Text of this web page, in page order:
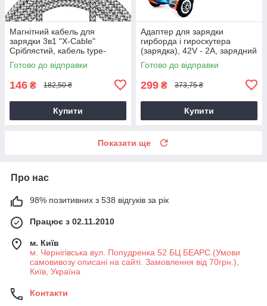
Магнітний кабель для
зарядки 3в1 "X-Cable"
Сріблястий, кабель type-
c/lightning/micro usb зарядний
кабель
Готово до відправки
146 ₴ 182,50 ₴
Купити
Адаптер для зарядки
гирборда і гироскутера
(зарядка), 42V - 2A, зарядний
пристрій на гироскутер
Готово до відправки
299 ₴ 373,75 ₴
Купити
Показати ще
Про нас
98% позитивних з 538 відгуків за рік
Працює з 02.11.2010
м. Київ
м. Чернігівська вул. Попудренка 52 БЦ БЕАРС (Умови
самовивозу описані на сайті. Замовлення від 70грн.),
Київ, Україна
Контакти